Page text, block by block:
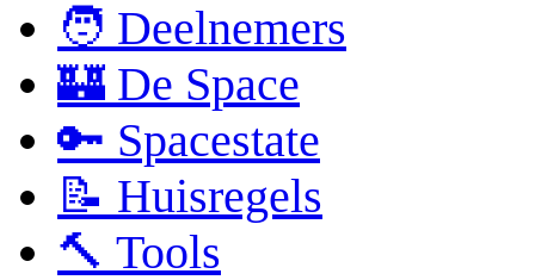
🧑 Deelnemers
🏰 De Space
🔑 Spacestate
📝 Huisregels
🔨 Tools